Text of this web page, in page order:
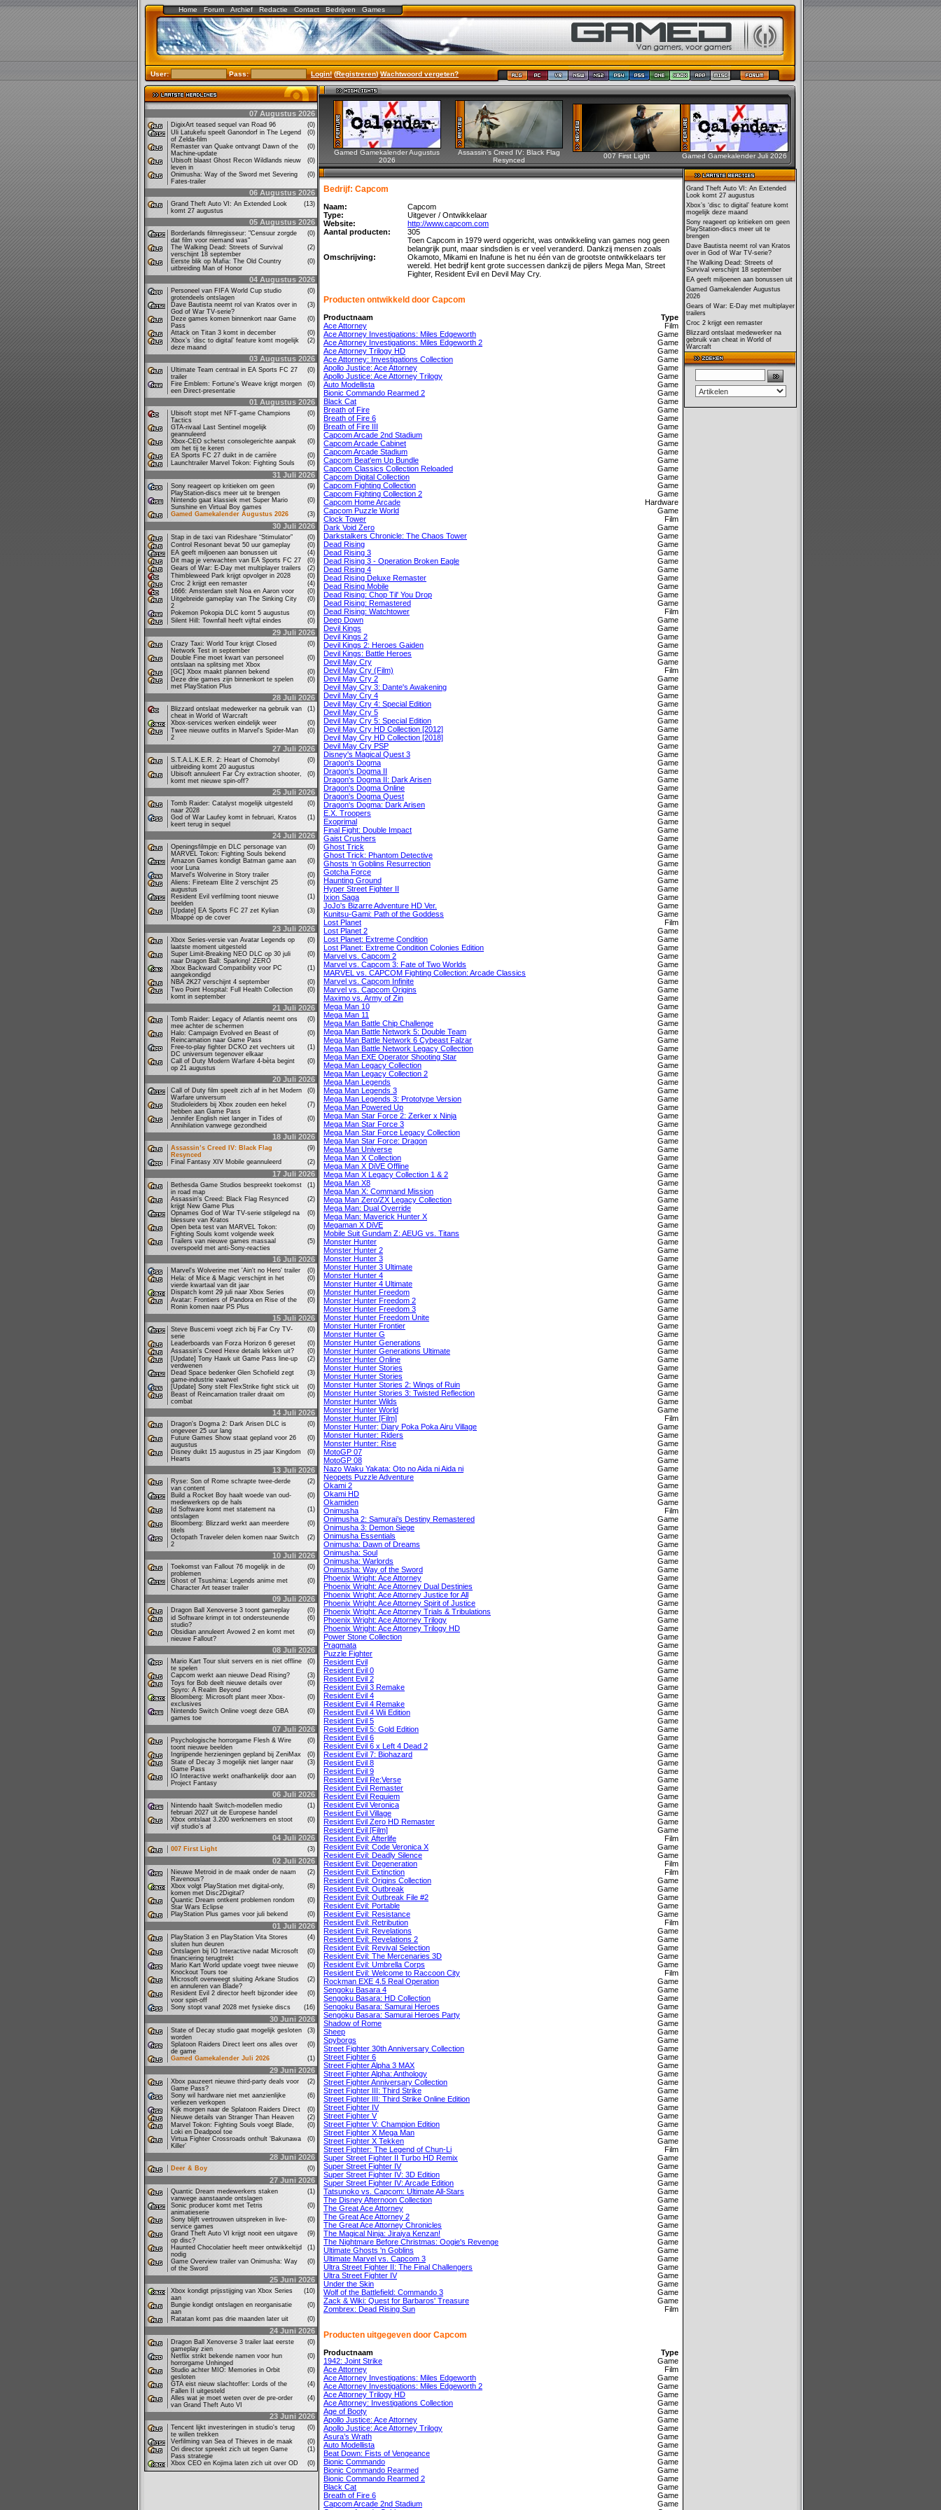
Home Forum Archief Redactie Contact Bedrijven Games
User: Pass: Login!(Registreren)Wachtwoord vergeten?
07 Augustus 2026
DigixArt teased sequel van Road 96
(0)
Uli Latukefu speelt Ganondorf in The Legend
of Zelda-film
(0)
Remaster van Quake ontvangt Dawn of the
Machine-update
(0)
Ubisoft blaast Ghost Recon Wildlands nieuw
leven in
(0)
Onimusha: Way of the Sword met Severing
Fates-trailer
(0)
06 Augustus 2026
Grand Theft Auto VI: An Extended Look
komt 27 augustus
(13)
05 Augustus 2026
Borderlands filmregisseur: "Censuur zorgde
dat film voor niemand was"
(0)
The Walking Dead: Streets of Survival
verschijnt 18 september
(2)
Eerste blik op Mafia: The Old Country
uitbreiding Man of Honor
(0)
04 Augustus 2026
Personeel van FIFA World Cup studio
grotendeels ontslagen
(0)
Dave Bautista neemt rol van Kratos over in
God of War TV-serie?
(3)
Deze games komen binnenkort naar Game
Pass
(0)
Attack on Titan 3 komt in december
(0)
Xbox’s ‘disc to digital’ feature komt mogelijk
deze maand
(2)
03 Augustus 2026
Ultimate Team centraal in EA Sports FC 27
trailer
(0)
Fire Emblem: Fortune's Weave krijgt morgen
een Direct-presentatie
(0)
01 Augustus 2026
Ubisoft stopt met NFT-game Champions
Tactics
(0)
GTA-rivaal Last Sentinel mogelijk
geannuleerd
(0)
Xbox-CEO schetst consolegerichte aanpak
om het tij te keren
(0)
EA Sports FC 27 duikt in de carrière
(0)
Launchtrailer Marvel Tokon: Fighting Souls
(0)
31 Juli 2026
Sony reageert op kritieken om geen
PlayStation-discs meer uit te brengen
(9)
Nintendo gaat klassiek met Super Mario
Sunshine en Virtual Boy games
(0)
Gamed Gamekalender Augustus 2026
(3)
30 Juli 2026
Stap in de taxi van Rideshare “Stimulator”
(0)
Control Resonant bevat 50 uur gameplay
(0)
EA geeft miljoenen aan bonussen uit
(4)
Dit mag je verwachten van EA Sports FC 27
(0)
Gears of War: E-Day met multiplayer trailers
(2)
Thimbleweed Park krijgt opvolger in 2028
(0)
Croc 2 krijgt een remaster
(4)
1666: Amsterdam stelt Noa en Aaron voor
(0)
Uitgebreide gameplay van The Sinking City
2
(0)
Pokemon Pokopia DLC komt 5 augustus
(0)
Silent Hill: Townfall heeft vijftal eindes
(0)
29 Juli 2026
Crazy Taxi: World Tour krijgt Closed
Network Test in september
(0)
Double Fine moet kwart van personeel
ontslaan na splitsing met Xbox
(0)
[GC] Xbox maakt plannen bekend
(0)
Deze drie games zijn binnenkort te spelen
met PlayStation Plus
(0)
28 Juli 2026
Blizzard ontslaat medewerker na gebruik van
cheat in World of Warcraft
(1)
Xbox-services werken eindelijk weer
(0)
Twee nieuwe outfits in Marvel's Spider-Man
2
(0)
27 Juli 2026
S.T.A.L.K.E.R. 2: Heart of Chornobyl
uitbreiding komt 20 augustus
(0)
Ubisoft annuleert Far Cry extraction shooter,
komt met nieuwe spin-off?
(0)
25 Juli 2026
Tomb Raider: Catalyst mogelijk uitgesteld
naar 2028
(0)
God of War Laufey komt in februari, Kratos
keert terug in sequel
(1)
24 Juli 2026
Openingsfilmpje en DLC personage van
MARVEL Tokon: Fighting Souls bekend
(0)
Amazon Games kondigt Batman game aan
voor Luna
(0)
Marvel's Wolverine in Story trailer
(0)
Aliens: Fireteam Elite 2 verschijnt 25
augustus
(0)
Resident Evil verfilming toont nieuwe
beelden
(1)
[Update] EA Sports FC 27 zet Kylian
Mbappé op de cover
(3)
23 Juli 2026
Xbox Series-versie van Avatar Legends op
laatste moment uitgesteld
(0)
Super Limit-Breaking NEO DLC op 30 juli
naar Dragon Ball: Sparking! ZERO
(0)
Xbox Backward Compatibility voor PC
aangekondigd
(1)
NBA 2K27 verschijnt 4 september
(0)
Two Point Hospital: Full Health Collection
komt in september
(0)
21 Juli 2026
Tomb Raider: Legacy of Atlantis neemt ons
mee achter de schermen
(0)
Halo: Campaign Evolved en Beast of
Reincarnation naar Game Pass
(0)
Free-to-play fighter DCKO zet vechters uit
DC universum tegenover elkaar
(1)
Call of Duty Modern Warfare 4-bèta begint
op 21 augustus
(0)
20 Juli 2026
Call of Duty film speelt zich af in het Modern
Warfare universum
(0)
Studioleiders bij Xbox zouden een hekel
hebben aan Game Pass
(7)
Jennifer English niet langer in Tides of
Annihilation vanwege gezondheid
(0)
18 Juli 2026
Assassin’s Creed IV: Black Flag
Resynced
(9)
Final Fantasy XIV Mobile geannuleerd
(2)
17 Juli 2026
Bethesda Game Studios bespreekt toekomst
in road map
(1)
Assassin's Creed: Black Flag Resynced
krijgt New Game Plus
(2)
Opnames God of War TV-serie stilgelegd na
blessure van Kratos
(0)
Open beta test van MARVEL Tokon:
Fighting Souls komt volgende week
(0)
Trailers van nieuwe games massaal
overspoeld met anti-Sony-reacties
(5)
16 Juli 2026
Marvel's Wolverine met 'Ain't no Hero' trailer
(0)
Hela: of Mice & Magic verschijnt in het
vierde kwartaal van dit jaar
(0)
Dispatch komt 29 juli naar Xbox Series
(0)
Avatar: Frontiers of Pandora en Rise of the
Ronin komen naar PS Plus
(0)
15 Juli 2026
Steve Buscemi voegt zich bij Far Cry TV-
serie
(0)
Leaderboards van Forza Horizon 6 gereset
(0)
Assassin's Creed Hexe details lekken uit?
(0)
[Update] Tony Hawk uit Game Pass line-up
verdwenen
(2)
Dead Space bedenker Glen Schofield zegt
game-industrie vaarwel
(3)
[Update] Sony stelt FlexStrike fight stick uit
(0)
Beast of Reincarnation trailer draait om
combat
(0)
14 Juli 2026
Dragon's Dogma 2: Dark Arisen DLC is
ongeveer 25 uur lang
(0)
Future Games Show staat gepland voor 26
augustus
(0)
Disney duikt 15 augustus in 25 jaar Kingdom
Hearts
(0)
13 Juli 2026
Ryse: Son of Rome schrapte twee-derde
van content
(2)
Build a Rocket Boy haalt woede van oud-
medewerkers op de hals
(0)
Id Software komt met statement na
ontslagen
(1)
Bloomberg: Blizzard werkt aan meerdere
titels
(0)
Octopath Traveler delen komen naar Switch
2
(2)
10 Juli 2026
Toekomst van Fallout 76 mogelijk in de
problemen
(0)
Ghost of Tsushima: Legends anime met
Character Art teaser trailer
(0)
09 Juli 2026
Dragon Ball Xenoverse 3 toont gameplay
(0)
id Software krimpt in tot ondersteunende
studio?
(6)
Obsidian annuleert Avowed 2 en komt met
nieuwe Fallout?
(0)
08 Juli 2026
Mario Kart Tour sluit servers en is niet offline
te spelen
(0)
Capcom werkt aan nieuwe Dead Rising?
(3)
Toys for Bob deelt nieuwe details over
Spyro: A Realm Beyond
(0)
Bloomberg: Microsoft plant meer Xbox-
exclusives
(0)
Nintendo Switch Online voegt deze GBA
games toe
(0)
07 Juli 2026
Psychologische horrorgame Flesh & Wire
toont nieuwe beelden
(0)
Ingrijpende herzieningen gepland bij ZeniMax
(0)
State of Decay 3 mogelijk niet langer naar
Game Pass
(3)
IO Interactive werkt onafhankelijk door aan
Project Fantasy
(0)
06 Juli 2026
Nintendo haalt Switch-modellen medio
februari 2027 uit de Europese handel
(1)
Xbox ontslaat 3.200 werknemers en stoot
vijf studio's af
(0)
04 Juli 2026
007 First Light (3)
02 Juli 2026
Nieuwe Metroid in de maak onder de naam
Ravenous?
(2)
Xbox volgt PlayStation met digital-only,
komen met Disc2Digital?
(8)
Quantic Dream ontkent problemen rondom
Star Wars Eclipse
(0)
PlayStation Plus games voor juli bekend
(0)
01 Juli 2026
PlayStation 3 en PlayStation Vita Stores
sluiten hun deuren
(4)
Ontslagen bij IO Interactive nadat Microsoft
financiering terugtrekt
(0)
Mario Kart World update voegt twee nieuwe
Knockout Tours toe
(0)
Microsoft overweegt sluiting Arkane Studios
en annuleren van Blade?
(2)
Resident Evil 2 director heeft bijzonder idee
voor spin-off
(0)
Sony stopt vanaf 2028 met fysieke discs
(16)
30 Juni 2026
State of Decay studio gaat mogelijk gesloten
worden
(3)
Splatoon Raiders Direct leert ons alles over
de game
(0)
Gamed Gamekalender Juli 2026
(1)
29 Juni 2026
Xbox pauzeert nieuwe third-party deals voor
Game Pass?
(2)
Sony wil hardware niet met aanzienlijke
verliezen verkopen
(6)
Kijk morgen naar de Splatoon Raiders Direct
(0)
Nieuwe details van Stranger Than Heaven
(2)
Marvel Tokon: Fighting Souls voegt Blade,
Loki en Deadpool toe
(0)
Virtua Fighter Crossroads onthult ‘Bakunawa
Killer’
(0)
28 Juni 2026
Deer & Boy (0)
27 Juni 2026
Quantic Dream medewerkers staken
vanwege aanstaande ontslagen
(1)
Sonic producer komt met Tetris
animatieserie
(0)
Sony blijft vertrouwen uitspreken in live-
service games
(0)
Grand Theft Auto VI krijgt nooit een uitgave
op disc?
(9)
Haunted Chocolatier heeft meer ontwikkeltijd
nodig
(1)
Game Overview trailer van Onimusha: Way
of the Sword
(0)
25 Juni 2026
Xbox kondigt prijsstijging van Xbox Series
aan
(10)
Bungie kondigt ontslagen en reorganisatie
aan
(0)
Ratatan komt pas drie maanden later uit
(0)
24 Juni 2026
Dragon Ball Xenoverse 3 trailer laat eerste
gameplay zien
(0)
Netflix strikt bekende namen voor hun
horrorgame Unhinged
(0)
Studio achter MIO: Memories in Orbit
gesloten
(0)
GTA eist nieuw slachtoffer: Lords of the
Fallen II uitgesteld
(4)
Alles wat je moet weten over de pre-order
van Grand Theft Auto VI
(4)
23 Juni 2026
Tencent lijkt investeringen in studio's terug
te willen trekken
(0)
Verfilming van Sea of Thieves in de maak
(0)
Ori director spreekt zich uit tegen Game
Pass strategie
(1)
Xbox CEO en Kojima laten zich uit over OD
(0)
Gamed Gamekalender Augustus
2026
Assassin’s Creed IV: Black Flag
Resynced
007 First Light Gamed Gamekalender Juli 2026
Bedrijf: Capcom
Naam:
Capcom
Type:
Uitgever / Ontwikkelaar
Website:
http://www.capcom.com
Aantal producten:
305
Omschrijving:
Toen Capcom in 1979 werd opgericht, was ontwikkeling van games nog geen
belangrijk punt, maar sindsdien is er veel veranderd. Dankzij mensen zoals
Okamoto, Mikami en Inafune is het nu één van de grootste ontwikkelaars ter
wereld. Het bedrijf kent grote successen dankzij de pijlers Mega Man, Street
Fighter, Resident Evil en Devil May Cry.
Producten ontwikkeld door Capcom
Productnaam
Type
Ace Attorney
Film
Ace Attorney Investigations: Miles Edgeworth
Game
Ace Attorney Investigations: Miles Edgeworth 2
Game
Ace Attorney Trilogy HD
Game
Ace Attorney: Investigations Collection
Game
Apollo Justice: Ace Attorney
Game
Apollo Justice: Ace Attorney Trilogy
Game
Auto Modellista
Game
Bionic Commando Rearmed 2
Game
Black Cat
Game
Breath of Fire
Game
Breath of Fire 6
Game
Breath of Fire III
Game
Capcom Arcade 2nd Stadium
Game
Capcom Arcade Cabinet
Game
Capcom Arcade Stadium
Game
Capcom Beat'em Up Bundle
Game
Capcom Classics Collection Reloaded
Game
Capcom Digital Collection
Game
Capcom Fighting Collection
Game
Capcom Fighting Collection 2
Game
Capcom Home Arcade
Hardware
Capcom Puzzle World
Game
Clock Tower
Film
Dark Void Zero
Game
Darkstalkers Chronicle: The Chaos Tower
Game
Dead Rising
Game
Dead Rising 3
Game
Dead Rising 3 - Operation Broken Eagle
Game
Dead Rising 4
Game
Dead Rising Deluxe Remaster
Game
Dead Rising Mobile
Game
Dead Rising: Chop Til' You Drop
Game
Dead Rising: Remastered
Game
Dead Rising: Watchtower
Film
Deep Down
Game
Devil Kings
Game
Devil Kings 2
Game
Devil Kings 2: Heroes Gaiden
Game
Devil Kings: Battle Heroes
Game
Devil May Cry
Game
Devil May Cry (Film)
Film
Devil May Cry 2
Game
Devil May Cry 3: Dante's Awakening
Game
Devil May Cry 4
Game
Devil May Cry 4: Special Edition
Game
Devil May Cry 5
Game
Devil May Cry 5: Special Edition
Game
Devil May Cry HD Collection [2012]
Game
Devil May Cry HD Collection [2018]
Game
Devil May Cry PSP
Game
Disney's Magical Quest 3
Game
Dragon's Dogma
Game
Dragon's Dogma II
Game
Dragon's Dogma II: Dark Arisen
Game
Dragon's Dogma Online
Game
Dragon's Dogma Quest
Game
Dragon's Dogma: Dark Arisen
Game
E.X. Troopers
Game
Exoprimal
Game
Final Fight: Double Impact
Game
Gaist Crushers
Game
Ghost Trick
Game
Ghost Trick: Phantom Detective
Game
Ghosts ‘n Goblins Resurrection
Game
Gotcha Force
Game
Haunting Ground
Game
Hyper Street Fighter II
Game
Ixion Saga
Game
JoJo's Bizarre Adventure HD Ver.
Game
Kunitsu-Gami: Path of the Goddess
Game
Lost Planet
Film
Lost Planet 2
Game
Lost Planet: Extreme Condition
Game
Lost Planet: Extreme Condition Colonies Edition
Game
Marvel vs. Capcom 2
Game
Marvel vs. Capcom 3: Fate of Two Worlds
Game
MARVEL vs. CAPCOM Fighting Collection: Arcade Classics
Game
Marvel vs. Capcom Infinite
Game
Marvel vs. Capcom Origins
Game
Maximo vs. Army of Zin
Game
Mega Man 10
Game
Mega Man 11
Game
Mega Man Battle Chip Challenge
Game
Mega Man Battle Network 5: Double Team
Game
Mega Man Battle Network 6 Cybeast Falzar
Game
Mega Man Battle Network Legacy Collection
Game
Mega Man EXE Operator Shooting Star
Game
Mega Man Legacy Collection
Game
Mega Man Legacy Collection 2
Game
Mega Man Legends
Game
Mega Man Legends 3
Game
Mega Man Legends 3: Prototype Version
Game
Mega Man Powered Up
Game
Mega Man Star Force 2: Zerker x Ninja
Game
Mega Man Star Force 3
Game
Mega Man Star Force Legacy Collection
Game
Mega Man Star Force: Dragon
Game
Mega Man Universe
Game
Mega Man X Collection
Game
Mega Man X DiVE Offline
Game
Mega Man X Legacy Collection 1 & 2
Game
Mega Man X8
Game
Mega Man X: Command Mission
Game
Mega Man Zero/ZX Legacy Collection
Game
Mega Man: Dual Override
Game
Mega Man: Maverick Hunter X
Game
Megaman X DiVE
Game
Mobile Suit Gundam Z: AEUG vs. Titans
Game
Monster Hunter
Game
Monster Hunter 2
Game
Monster Hunter 3
Game
Monster Hunter 3 Ultimate
Game
Monster Hunter 4
Game
Monster Hunter 4 Ultimate
Game
Monster Hunter Freedom
Game
Monster Hunter Freedom 2
Game
Monster Hunter Freedom 3
Game
Monster Hunter Freedom Unite
Game
Monster Hunter Frontier
Game
Monster Hunter G
Game
Monster Hunter Generations
Game
Monster Hunter Generations Ultimate
Game
Monster Hunter Online
Game
Monster Hunter Stories
Game
Monster Hunter Stories
Game
Monster Hunter Stories 2: Wings of Ruin
Game
Monster Hunter Stories 3: Twisted Reflection
Game
Monster Hunter Wilds
Game
Monster Hunter World
Game
Monster Hunter [Film]
Film
Monster Hunter: Diary Poka Poka Airu Village
Game
Monster Hunter: Riders
Game
Monster Hunter: Rise
Game
MotoGP 07
Game
MotoGP 08
Game
Nazo Waku Yakata: Oto no Aida ni Aida ni
Game
Neopets Puzzle Adventure
Game
Okami 2
Game
Okami HD
Game
Okamiden
Game
Onimusha
Film
Onimusha 2: Samurai’s Destiny Remastered
Game
Onimusha 3: Demon Siege
Game
Onimusha Essentials
Game
Onimusha: Dawn of Dreams
Game
Onimusha: Soul
Game
Onimusha: Warlords
Game
Onimusha: Way of the Sword
Game
Phoenix Wright: Ace Attorney
Game
Phoenix Wright: Ace Attorney Dual Destinies
Game
Phoenix Wright: Ace Attorney Justice for All
Game
Phoenix Wright: Ace Attorney Spirit of Justice
Game
Phoenix Wright: Ace Attorney Trials & Tribulations
Game
Phoenix Wright: Ace Attorney Trilogy
Game
Phoenix Wright: Ace Attorney Trilogy HD
Game
Power Stone Collection
Game
Pragmata
Game
Puzzle Fighter
Game
Resident Evil
Game
Resident Evil 0
Game
Resident Evil 2
Game
Resident Evil 3 Remake
Game
Resident Evil 4
Game
Resident Evil 4 Remake
Game
Resident Evil 4 Wii Edition
Game
Resident Evil 5
Game
Resident Evil 5: Gold Edition
Game
Resident Evil 6
Game
Resident Evil 6 x Left 4 Dead 2
Game
Resident Evil 7: Biohazard
Game
Resident Evil 8
Game
Resident Evil 9
Game
Resident Evil Re:Verse
Game
Resident Evil Remaster
Game
Resident Evil Requiem
Game
Resident Evil Veronica
Game
Resident Evil Village
Game
Resident Evil Zero HD Remaster
Game
Resident Evil [Film]
Game
Resident Evil: Afterlife
Film
Resident Evil: Code Veronica X
Game
Resident Evil: Deadly Silence
Game
Resident Evil: Degeneration
Film
Resident Evil: Extinction
Film
Resident Evil: Origins Collection
Game
Resident Evil: Outbreak
Game
Resident Evil: Outbreak File #2
Game
Resident Evil: Portable
Game
Resident Evil: Resistance
Game
Resident Evil: Retribution
Film
Resident Evil: Revelations
Game
Resident Evil: Revelations 2
Game
Resident Evil: Revival Selection
Game
Resident Evil: The Mercenaries 3D
Game
Resident Evil: Umbrella Corps
Game
Resident Evil: Welcome to Raccoon City
Film
Rockman EXE 4.5 Real Operation
Game
Sengoku Basara 4
Game
Sengoku Basara: HD Collection
Game
Sengoku Basara: Samurai Heroes
Game
Sengoku Basara: Samurai Heroes Party
Game
Shadow of Rome
Game
Sheep
Game
Spyborgs
Game
Street Fighter 30th Anniversary Collection
Game
Street Fighter 6
Game
Street Fighter Alpha 3 MAX
Game
Street Fighter Alpha: Anthology
Game
Street Fighter Anniversary Collection
Game
Street Fighter III: Third Strike
Game
Street Fighter III: Third Strike Online Edition
Game
Street Fighter IV
Game
Street Fighter V
Game
Street Fighter V: Champion Edition
Game
Street Fighter X Mega Man
Game
Street Fighter X Tekken
Game
Street Fighter: The Legend of Chun-Li
Film
Super Street Fighter II Turbo HD Remix
Game
Super Street Fighter IV
Game
Super Street Fighter IV: 3D Edition
Game
Super Street Fighter IV: Arcade Edition
Game
Tatsunoko vs. Capcom: Ultimate All-Stars
Game
The Disney Afternoon Collection
Game
The Great Ace Attorney
Game
The Great Ace Attorney 2
Game
The Great Ace Attorney Chronicles
Game
The Magical Ninja: Jiraiya Kenzan!
Game
The Nightmare Before Christmas: Oogie's Revenge
Game
Ultimate Ghosts 'n Goblins
Game
Ultimate Marvel vs. Capcom 3
Game
Ultra Street Fighter II: The Final Challengers
Game
Ultra Street Fighter IV
Game
Under the Skin
Game
Wolf of the Battlefield: Commando 3
Game
Zack & Wiki: Quest for Barbaros' Treasure
Game
Zombrex: Dead Rising Sun
Film
Producten uitgegeven door Capcom
Productnaam
Type
1942: Joint Strike
Game
Ace Attorney
Film
Ace Attorney Investigations: Miles Edgeworth
Game
Ace Attorney Investigations: Miles Edgeworth 2
Game
Ace Attorney Trilogy HD
Game
Ace Attorney: Investigations Collection
Game
Age of Booty
Game
Apollo Justice: Ace Attorney
Game
Apollo Justice: Ace Attorney Trilogy
Game
Asura’s Wrath
Game
Auto Modellista
Game
Beat Down: Fists of Vengeance
Game
Bionic Commando
Game
Bionic Commando Rearmed
Game
Bionic Commando Rearmed 2
Game
Black Cat
Game
Breath of Fire 6
Game
Capcom Arcade 2nd Stadium
Game
Grand Theft Auto VI: An Extended
Look komt 27 augustus
Xbox’s ‘disc to digital’ feature komt
mogelijk deze maand
Sony reageert op kritieken om geen
PlayStation-discs meer uit te
brengen
Dave Bautista neemt rol van Kratos
over in God of War TV-serie?
The Walking Dead: Streets of
Survival verschijnt 18 september
EA geeft miljoenen aan bonussen uit
Gamed Gamekalender Augustus
2026
Gears of War: E-Day met multiplayer
trailers
Croc 2 krijgt een remaster
Blizzard ontslaat medewerker na
gebruik van cheat in World of
Warcraft